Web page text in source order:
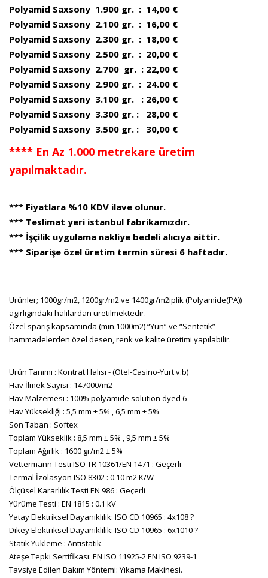
Polyamid Saxsony 1.900 gr. : 14,00 €
Polyamid Saxsony 2.100 gr. : 16,00 €
Polyamid Saxsony 2.300 gr. : 18,00 €
Polyamid Saxsony 2.500 gr. : 20,00 €
Polyamid Saxsony 2.700 gr. : 22,00 €
Polyamid Saxsony 2.900 gr. : 24.00 €
Polyamid Saxsony 3.100 gr. : 26,00 €
Polyamid Saxsony 3.300 gr. : 28,00 €
Polyamid Saxsony 3.500 gr. : 30,00 €
**** En Az 1.000 metrekare üretim
yapılmaktadır.
*** Fiyatlara %10 KDV ilave olunur.
*** Teslimat yeri istanbul fabrikamızdır.
*** İşçilik uygulama nakliye bedeli alıcıya aittir.
*** Siparişe özel üretim termin süresi 6 haftadır.
Ürünler; 1000gr/m2, 1200gr/m2 ve 1400gr/m2iplik (Polyamide(PA))
agirligindaki halılardan üretilmektedir.
Özel spariş kapsamında (min.1000m2) “Yün” ve “Sentetik”
hammadelerden özel desen, renk ve kalite üretimi yapılabilir.
Ürün Tanımı : Kontrat Halısı - (Otel-Casino-Yurt v.b)
Hav İlmek Sayısı : 147000/m2
Hav Malzemesi : 100% polyamide solution dyed 6
Hav Yüksekliği : 5,5 mm ± 5% , 6,5 mm ± 5%
Son Taban : Softex
Toplam Yükseklik : 8,5 mm ± 5% , 9,5 mm ± 5%
Toplam Ağırlık : 1600 gr/m2 ± 5%
Vettermann Testi ISO TR 10361/EN 1471 : Geçerli
Termal İzolasyon ISO 8302 : 0.10 m2 K/W
Ölçüsel Kararlılık Testi EN 986 : Geçerli
Yürüme Testi : EN 1815 : 0.1 kV
Yatay Elektriksel Dayanıklılık: ISO CD 10965 : 4x108 ?
Dikey Elektriksel Dayanıklılık: ISO CD 10965 : 6x1010 ?
Statik Yükleme : Antistatik
Ateşe Tepki Sertifikası: EN ISO 11925-2 EN ISO 9239-1
Tavsiye Edilen Bakım Yöntemi: Yıkama Makinesi.